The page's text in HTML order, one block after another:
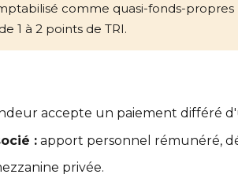
comme quasi-fonds-
1 à 2 points de TRI.
accepte un paiement différé
: apport personnel rémunéré,
privée.